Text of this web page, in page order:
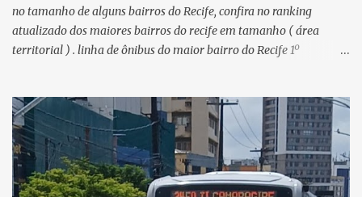
no tamanho de alguns bairros do Recife, confira no ranking
atualizado dos maiores bairros do recife em tamanho ( área
territorial ) . linha de ônibus do maior bairro do Recife 1º
Curado 7,98 km² 5º Boa Viagem 7,76 km² > no Censo 2010 : 7,53
km² 6º Imbiribeira 6,65 km² > no Censo 2010 : 6,66 km² 7º Pina
6,29 km² 8º Dois Irmãos 5,85 km² 9º Barro 4,54 km² 10º Iputinga
4,33 km² > no Censo 2010 : 4,34 km² 11º Cohab 4,33 km² > no
Censo 2010: 4,26 km² 12º Passarinho 4,06 km² 13º Santo Amaro